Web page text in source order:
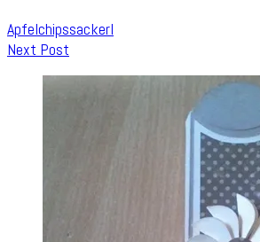
Apfelchipssackerl
Next Post